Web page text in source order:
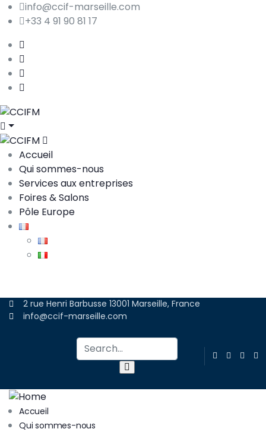
info@ccif-marseille.com
+33 4 91 90 81 17
Accueil
Qui sommes-nous
Services aux entreprises
Foires & Salons
Pôle Europe
2 rue Henri Barbusse 13001 Marseille, France
info@ccif-marseille.com
Accueil
Qui sommes-nous